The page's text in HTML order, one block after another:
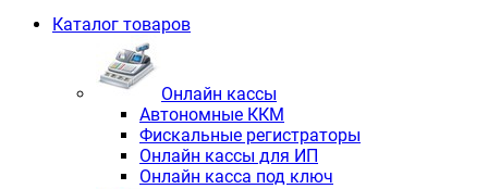
Каталог товаров
Онлайн кассы
Автономные ККМ
Фискальные регистраторы
Онлайн кассы для ИП
Онлайн касса под ключ